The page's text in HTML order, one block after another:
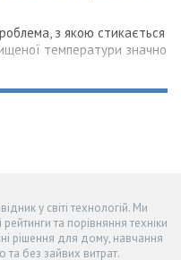
з якою стикається
температури значно
у світі технологій. Ми
та порівняння техніки
рішення для дому, навчання
та без зайвих витрат.